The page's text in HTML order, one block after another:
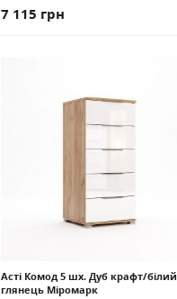
7 115 грн
Асті Комод 5 шх. Дуб крафт/білий
глянець Міромарк